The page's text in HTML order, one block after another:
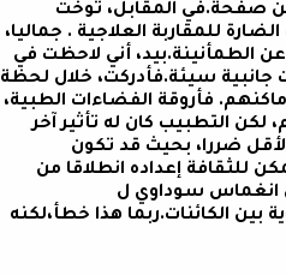
صفحة.في المقابل، توخت
للمقاربة العلاجية . جماليا،
الطمأنينة.بيد، أني لاحظت في
جانبية سيئة.فأدركت، خلال لحظة
فأروقة الفضاءات الطبية،
التطبيب كان له تأثير آخر
ضررا، بحيث قد تكون
للثقافة إعداده انطلاقا من
انغماس سوداوي ل
الكائنات.ربما هذا خطأ،لكنه